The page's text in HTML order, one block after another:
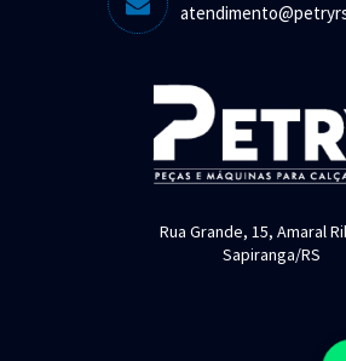
Rua Grande, 15, Amaral
Sapiranga/RS